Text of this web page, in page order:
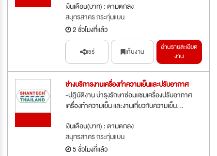
เงินเดือน(บาท) : ตามตกลง
สมุทรสาคร กระทุ่มแบน
2 ชั่วโมงที่แล้ว
แชร์ เก็บงาน
อ่านรายละเอียด
งาน
ช่างบริการงานเครื่องทำความเย็นและปรับอากาศ
-ปฎิบัติงาน บำรุงรักษาซ่อมแซมเครื่องปรับอากาศ
เครื่องทำความเย็น และงานเกี่ยวกับความเย็น...
เงินเดือน(บาท) : ตามตกลง
สมุทรสาคร กระทุ่มแบน
5 ชั่วโมงที่แล้ว